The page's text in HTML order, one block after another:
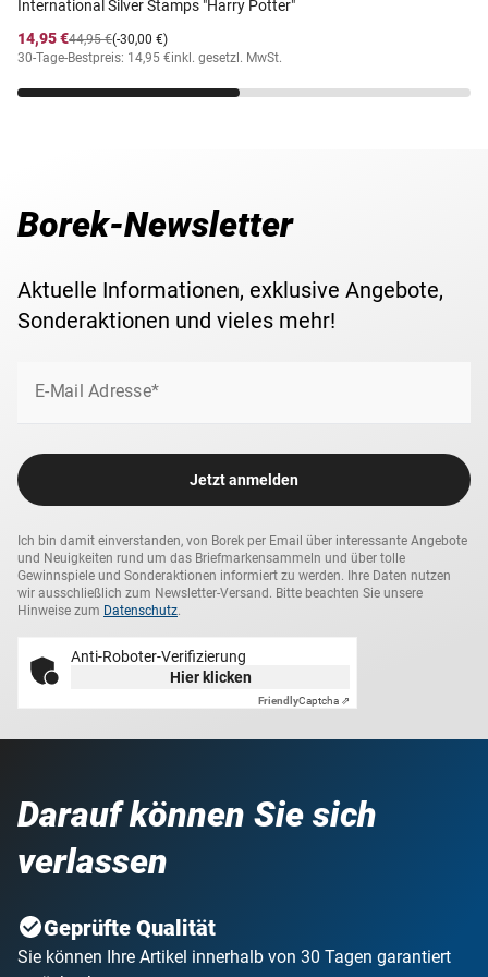
International Silver Stamps "Harry Potter"
14,95 €
(-30,00 €)
44,95 €
30-Tage-Bestpreis: 14,95 €inkl. gesetzl. MwSt.
Borek-Newsletter
Aktuelle Informationen, exklusive Angebote,
Sonderaktionen und vieles mehr!
E-Mail Adresse*
Jetzt anmelden
Ich bin damit einverstanden, von Borek per Email über interessante Angebote
und Neuigkeiten rund um das Briefmarkensammeln und über tolle
Gewinnspiele und Sonderaktionen informiert zu werden. Ihre Daten nutzen
wir ausschließlich zum Newsletter-Versand. Bitte beachten Sie unsere
Hinweise zum Datenschutz.
Anti-Roboter-Verifizierung
Hier klicken
FriendlyCaptcha ⇗
Darauf können Sie sich
verlassen
Geprüfte Qualität
Sie können Ihre Artikel innerhalb von 30 Tagen garantiert